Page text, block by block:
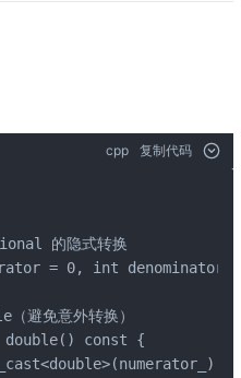
cpp 复制代码
的隐式转换
= 0, int denominator
避免意外转换）
const {
/